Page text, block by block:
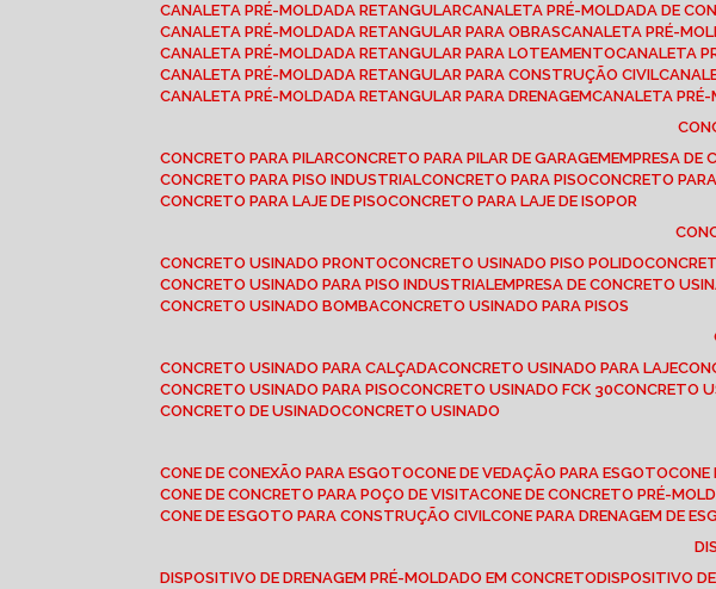
CANALETA PRÉ-MOLDADA RETANGULAR CANALETA PRÉ-MOLDADA DE
CANALETA PRÉ-MOLDADA RETANGULAR PARA OBRAS CANALETA PRÉ-
CANALETA PRÉ-MOLDADA RETANGULAR PARA LOTEAMENTO CANALETA
CANALETA PRÉ-MOLDADA RETANGULAR PARA CONSTRUÇÃO CIVIL
CANALETA PRÉ-MOLDADA RETANGULAR PARA DRENAGEM CANALETA
CONCRETO PARA PILAR CONCRETO PARA PILAR DE GARAGEM EMPRESA DE
CONCRETO PARA PISO INDUSTRIAL CONCRETO PARA PISO CONCRETO
CONCRETO PARA LAJE DE PISO CONCRETO PARA LAJE DE ISOPOR
CONCRETO USINADO PRONTO CONCRETO USINADO PISO POLIDO
CONCRETO USINADO PARA PISO INDUSTRIAL EMPRESA DE CONCRETO
CONCRETO USINADO BOMBA CONCRETO USINADO PARA PISOS
CONCRETO USINADO PARA CALÇADA CONCRETO USINADO PARA LAJE
CONCRETO USINADO PARA PISO CONCRETO USINADO FCK 30 CONCRETO
CONCRETO DE USINADO CONCRETO USINADO
CONE DE CONEXÃO PARA ESGOTO CONE DE VEDAÇÃO PARA ESGOTO
CONE DE CONCRETO PARA POÇO DE VISITA CONE DE CONCRETO PRÉ-
CONE DE ESGOTO PARA CONSTRUÇÃO CIVIL CONE PARA DRENAGEM DE
DISPOSITIVO DE DRENAGEM PRÉ-MOLDADO EM CONCRETO DISPOSITIVO